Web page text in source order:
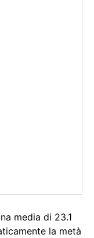
media di 23.1
la metà